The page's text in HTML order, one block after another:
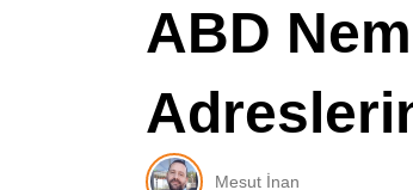
ABD
Mesut İnan